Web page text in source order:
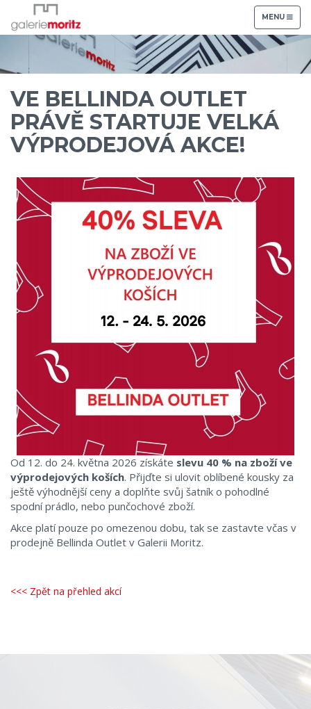
TOGGLE
NAVIGATION
MENU
VE BELLINDA OUTLET
PRÁVĚ STARTUJE VELKÁ
VÝPRODEJOVÁ AKCE!
Od 12. do 24. května 2026 získáte slevu 40 % na zboží ve
výprodejových koších. Přijďte si ulovit oblíbené kousky za
ještě výhodnější ceny a doplňte svůj šatník o pohodlné
spodní prádlo, nebo punčochové zboží.
Akce platí pouze po omezenou dobu, tak se zastavte včas v
prodejně Bellinda Outlet v Galerii Moritz.
<<< Zpět na přehled akcí